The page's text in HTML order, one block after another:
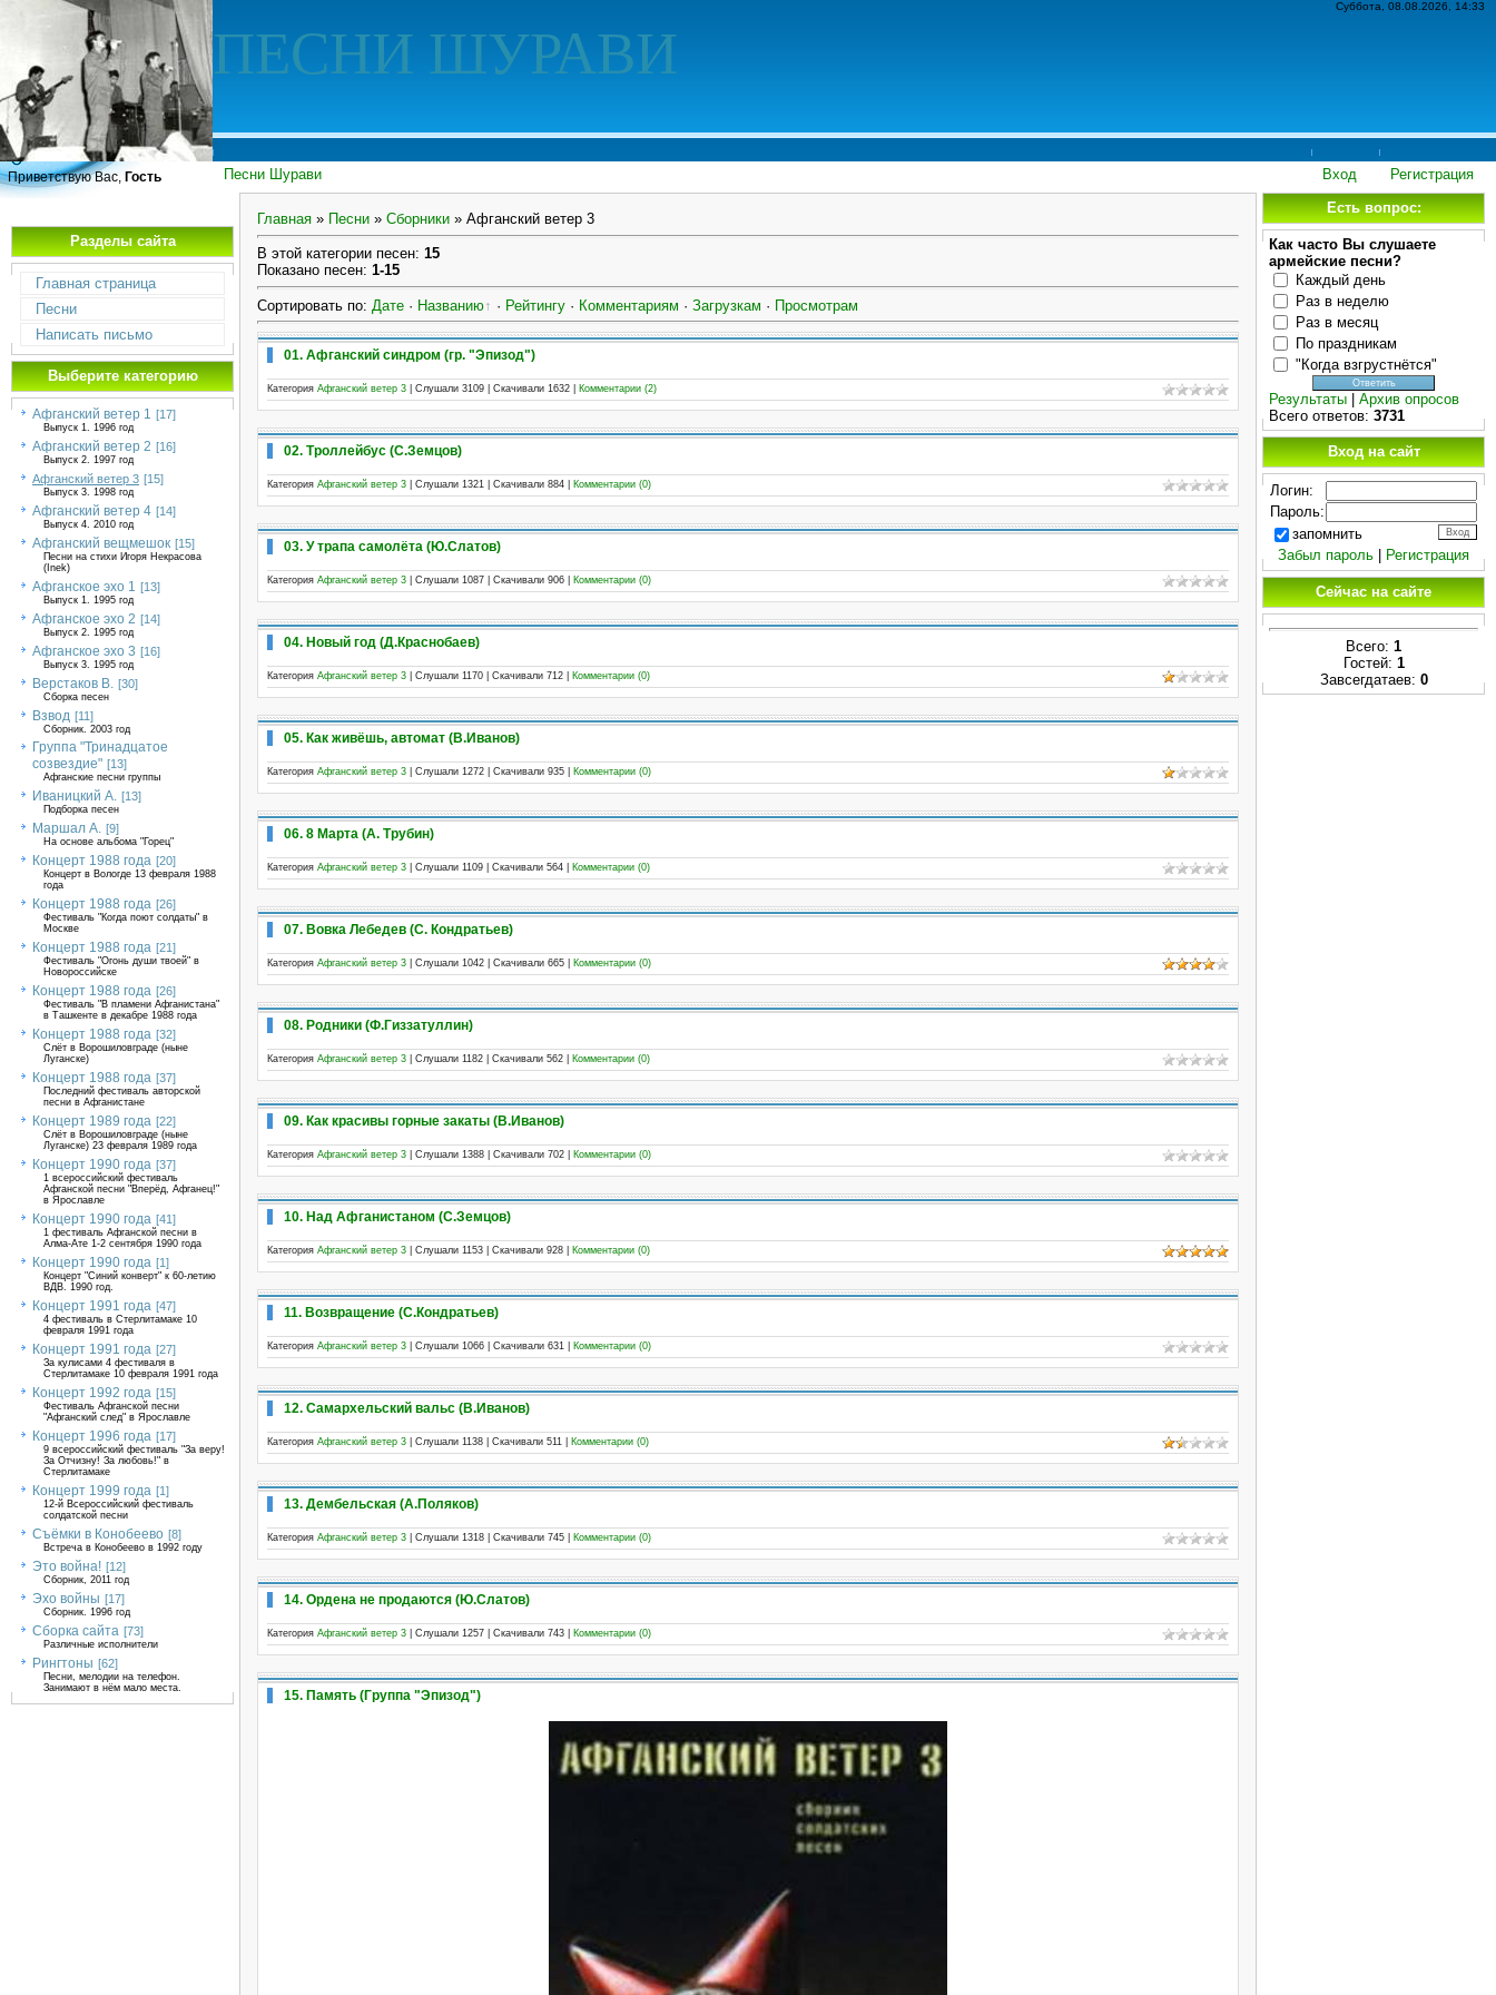
Суббота, 08.08.2026, 14:33
ПЕСНИ ШУРАВИ
Песни Шурави Регистрация
Вход
Приветствую Вас, Гость
Разделы сайта
Главная страница
Песни
Написать письмо
Выберите категорию
Афганский ветер 1 [17]
Выпуск 1. 1996 год
Афганский ветер 2 [16]
Выпуск 2. 1997 год
Афганский ветер 3 [15]
Выпуск 3. 1998 год
Афганский ветер 4 [14]
Выпуск 4. 2010 год
Афганский вещмешок [15]
Песни на стихи Игоря Некрасова
(Inek)
Афганское эхо 1 [13]
Выпуск 1. 1995 год
Афганское эхо 2 [14]
Выпуск 2. 1995 год
Афганское эхо 3 [16]
Выпуск 3. 1995 год
Верстаков В. [30]
Сборка песен
Взвод [11]
Сборник. 2003 год
Группа "Тринадцатое
созвездие" [13]
Афганские песни группы
Иваницкий А. [13]
Подборка песен
Маршал А. [9]
На основе альбома "Горец"
Концерт 1988 года [20]
Концерт в Вологде 13 февраля 1988
года
Концерт 1988 года [26]
Фестиваль "Когда поют солдаты" в
Москве
Концерт 1988 года [21]
Фестиваль "Огонь души твоей" в
Новороссийске
Концерт 1988 года [26]
Фестиваль "В пламени Афганистана"
в Ташкенте в декабре 1988 года
Концерт 1988 года [32]
Слёт в Ворошиловграде (ныне
Луганске)
Концерт 1988 года [37]
Последний фестиваль авторской
песни в Афганистане
Концерт 1989 года [22]
Слёт в Ворошиловграде (ныне
Луганске) 23 февраля 1989 года
Концерт 1990 года [37]
1 всероссийский фестиваль
Афганской песни "Вперёд, Афганец!"
в Ярославле
Концерт 1990 года [41]
1 фестиваль Афганской песни в
Алма-Ате 1-2 сентября 1990 года
Концерт 1990 года [1]
Концерт "Синий конверт" к 60-летию
ВДВ. 1990 год.
Концерт 1991 года [47]
4 фестиваль в Стерлитамаке 10
февраля 1991 года
Концерт 1991 года [27]
За кулисами 4 фестиваля в
Стерлитамаке 10 февраля 1991 года
Концерт 1992 года [15]
Фестиваль Афганской песни
"Афганский след" в Ярославле
Концерт 1996 года [17]
9 всероссийский фестиваль "За веру!
За Отчизну! За любовь!" в
Стерлитамаке
Концерт 1999 года [1]
12-й Всероссийский фестиваль
солдатской песни
Съёмки в Конобеево [8]
Встреча в Конобеево в 1992 году
Это война! [12]
Сборник, 2011 год
Эхо войны [17]
Сборник. 1996 год
Сборка сайта [73]
Различные исполнители
Рингтоны [62]
Песни, мелодии на телефон.
Занимают в нём мало места.
Главная » Песни » Сборники » Афганский ветер 3
В этой категории песен: 15
Показано песен: 1-15
Сортировать по: Дате · Названию · Рейтингу · Комментариям · Загрузкам · Просмотрам
01. Афганский синдром (гр. "Эпизод")
Категория Афганский ветер 3 | Слушали 3109 | Скачивали 1632 Комментарии (2)
02. Троллейбус (С.Земцов)
Категория Афганский ветер 3 | Слушали 1321 | Скачивали 884 Комментарии (0)
03. У трапа самолёта (Ю.Слатов)
Категория Афганский ветер 3 | Слушали 1087 | Скачивали 906 Комментарии (0)
04. Новый год (Д.Краснобаев)
Категория Афганский ветер 3 | Слушали 1170 | Скачивали 712 Комментарии (0)
05. Как живёшь, автомат (В.Иванов)
Категория Афганский ветер 3 | Слушали 1272 | Скачивали 935 Комментарии (0)
06. 8 Марта (А. Трубин)
Категория Афганский ветер 3 | Слушали 1109 | Скачивали 564 Комментарии (0)
07. Вовка Лебедев (С. Кондратьев)
Категория Афганский ветер 3 | Слушали 1042 | Скачивали 665 Комментарии (0)
08. Родники (Ф.Гиззатуллин)
Категория Афганский ветер 3 | Слушали 1182 | Скачивали 562 Комментарии (0)
09. Как красивы горные закаты (В.Иванов)
Категория Афганский ветер 3 | Слушали 1388 | Скачивали 702 Комментарии (0)
10. Над Афганистаном (С.Земцов)
Категория Афганский ветер 3 | Слушали 1153 | Скачивали 928 Комментарии (0)
11. Возвращение (С.Кондратьев)
Категория Афганский ветер 3 | Слушали 1066 | Скачивали 631 Комментарии (0)
12. Самархельский вальс (В.Иванов)
Категория Афганский ветер 3 | Слушали 1138 | Скачивали 511 Комментарии (0)
13. Дембельская (А.Поляков)
Категория Афганский ветер 3 | Слушали 1318 | Скачивали 745 Комментарии (0)
14. Ордена не продаются (Ю.Слатов)
Категория Афганский ветер 3 | Слушали 1257 | Скачивали 743 Комментарии (0)
15. Память (Группа "Эпизод")
Есть вопрос:
Как часто Вы слушаете
армейские песни?
Каждый день
Раз в неделю
Раз в месяц
По праздникам
"Когда взгрустнётся"
Результаты
Архив опросов
Всего ответов: 3731
Вход на сайт
Логин:
Пароль:
запомнить
Забыл пароль
Регистрация
Сейчас на сайте
Всего: 1
Гостей: 1
Завсегдатаев: 0